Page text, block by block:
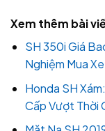
Xem thêm bài
SH 350i Giá
Nghiệm Mua
Honda SH
Cấp Vượt Thời